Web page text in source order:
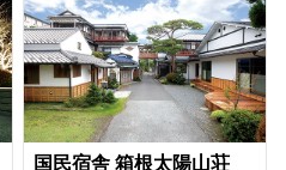
国民宿舎 箱根太陽山荘